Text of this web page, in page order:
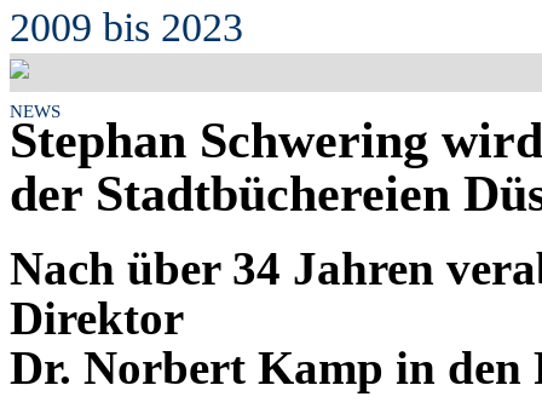
2009 bis 2023
NEWS
Stephan Schwering
der Stadtbüchereien
Nach über 34 Jahren
Direktor
Dr. Norbert Kamp in den